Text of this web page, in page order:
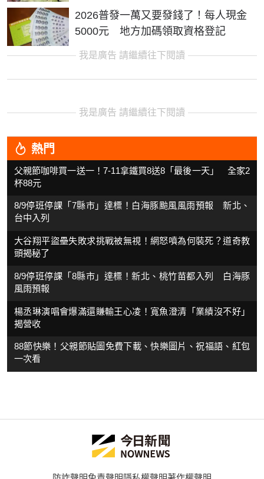
2026普發一萬又要發錢了！每人現金
5000元 地方加碼領取資格登記
我是廣告 請繼續往下閱讀
我是廣告 請繼續往下閱讀
熱門
父親節咖啡買一送一！7-11拿鐵買8送8「最後一天」 全家2
杯88元
8/9停班停課「7縣市」達標！白海豚颱風風雨預報 新北、
台中入列
大谷翔平盜壘失敗求挑戰被無視！網怒噴為何裝死？道奇教
頭揭秘了
8/9停班停課「8縣市」達標！新北、桃竹苗都入列 白海豚
風雨預報
楊丞琳演唱會爆滿還賺輸王心凌！寬魚澄清「業績沒不好」
揭營收
88節快樂！父親節貼圖免費下載、快樂圖片、祝福語、紅包
一次看